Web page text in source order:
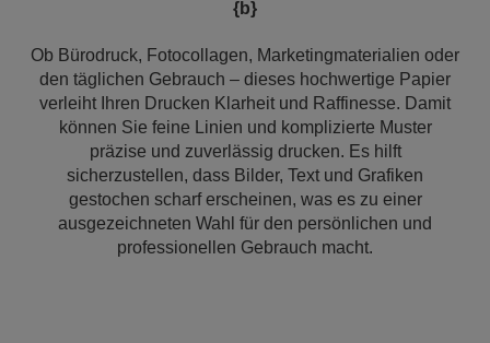
{b}
Ob Bürodruck, Fotocollagen, Marketingmaterialien oder
den täglichen Gebrauch – dieses hochwertige Papier
verleiht Ihren Drucken Klarheit und Raffinesse. Damit
können Sie feine Linien und komplizierte Muster
präzise und zuverlässig drucken. Es hilft
sicherzustellen, dass Bilder, Text und Grafiken
gestochen scharf erscheinen, was es zu einer
ausgezeichneten Wahl für den persönlichen und
professionellen Gebrauch macht.